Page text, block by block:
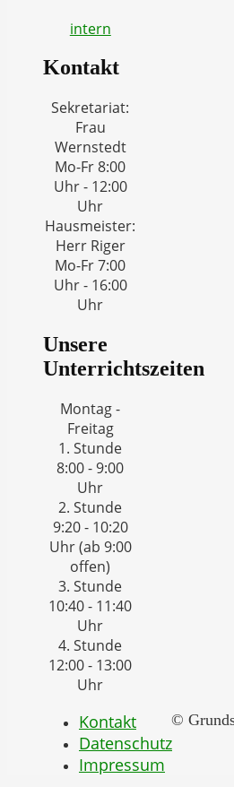
intern
Kontakt
Sekretariat:
Frau
Wernstedt
Mo-Fr 8:00
Uhr - 12:00
Uhr
Hausmeister:
Herr Riger
Mo-Fr 7:00
Uhr - 16:00
Uhr
Unsere
Unterrichtszeiten
Montag -
Freitag
1. Stunde
8:00 - 9:00
Uhr
2. Stunde
9:20 - 10:20
Uhr (ab 9:00
offen)
3. Stunde
10:40 - 11:40
Uhr
4. Stunde
12:00 - 13:00
Uhr
©
Kontakt
Datenschutz
Impressum